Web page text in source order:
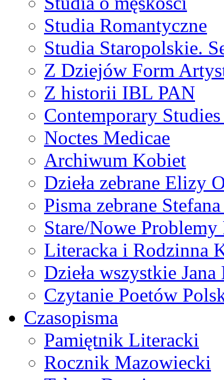
Studia Romantyczne
Studia Staropolskie.
Z Dziejów Form
Z historii IBL PAN
Contemporary
Noctes Medicae
Archiwum Kobiet
Dzieła zebrane Elizy
Pisma zebrane
Stare/Nowe
Literacka i Rodzinna
Dzieła wszystkie
Czytanie Poetów
Czasopisma
Pamiętnik Literacki
Rocznik Mazowiecki